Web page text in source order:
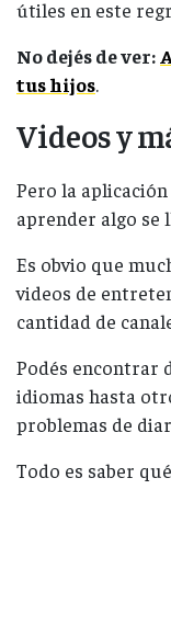
útiles en este
No dejés de ver:
tus hijos.
Videos y
Pero la
aprender algo se
Es obvio que
videos de
cantidad de
Podés encontrar
idiomas hasta
problemas de
Todo es saber